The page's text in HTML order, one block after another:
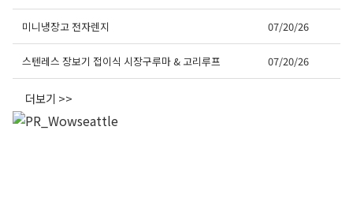
미니냉장고 전자렌지 07/20/26
스텐레스 장보기 접이식 시장구루마 & 고리루프 07/20/26
더보기 >>